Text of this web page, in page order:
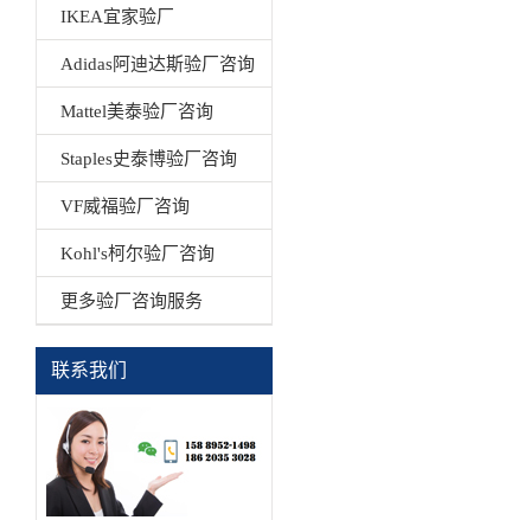
IKEA宜家验厂
Adidas阿迪达斯验厂咨询
Mattel美泰验厂咨询
Staples史泰博验厂咨询
VF威福验厂咨询
Kohl's柯尔验厂咨询
更多验厂咨询服务
联系我们